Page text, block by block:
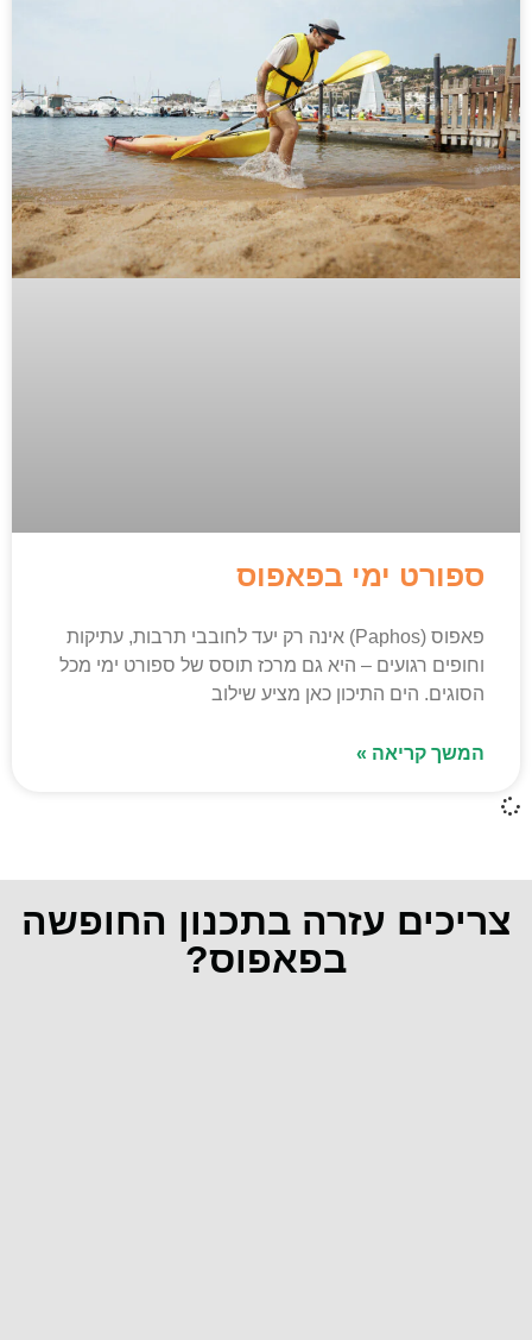
ספורט ימי בפאפוס
פאפוס (Paphos) אינה רק יעד לחובבי תרבות, עתיקות
וחופים רגועים – היא גם מרכז תוסס של ספורט ימי מכל
הסוגים. הים התיכון כאן מציע שילוב
המשך קריאה »
צריכים עזרה בתכנון החופשה
בפאפוס?